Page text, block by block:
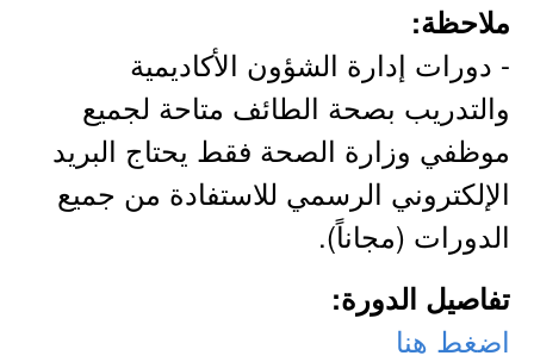
ملاحظة:
- دورات إدارة الشؤون الأكاديمية
والتدريب بصحة الطائف متاحة لجميع
موظفي وزارة الصحة فقط يحتاج البريد
الإلكتروني الرسمي للاستفادة من جميع
الدورات (مجاناً).
تفاصيل الدورة:
اضغط هنا